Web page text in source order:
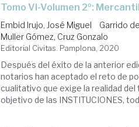
Tomo VI-Volumen 2º: Mercantil
Embid Irujo, José Miguel Garrido
Muller Gómez, Cruz Gonzalo
Editorial Civitas. Pamplona, 2020
Después del éxito de la anterior
notarios han aceptado el reto de
cualitativo que exige la realidad
objetivo de las INSTITUCIONES,